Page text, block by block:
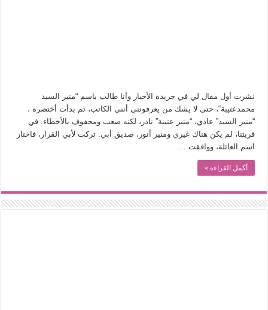
عوالم منصورة عز الدين.. حين يصبح الزمن بطل الرواية
الطعام في الحضارة الإسلامية.. تاريخ يُقرأ بالنكهات
يوم شاهدت زينات صدقي على المسرح وسرحت!
نشرت أول مقال لي في جريدة الأخبار وأنا طالب باسم “منير السيد
محمدعتيبة“، حتى لا يشك من يعرفونني أنني الكاتب، ثم بدأت أختصره ،
“منير السيد” عادي، “منير عتيبة” نادر، لكنه صعب ومحفوف بالأخطاء. في
قريتنا، لم يكن هناك غيري ومنير أنور، صديق أبي. تركت لأبي القرار، فاختار
اسم العائلة، ووافقت …
أكمل القراءة »